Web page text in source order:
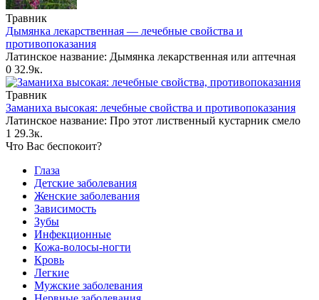
Травник
Дымянка лекарственная — лечебные свойства и
противопоказания
Латинское название: Дымянка лекарственная или аптечная
0 32.9к.
Травник
Заманиха высокая: лечебные свойства и противопоказания
Латинское название: Про этот лиственный кустарник смело
1 29.3к.
Что Вас беспокоит?
Глаза
Детские заболевания
Женские заболевания
Зависимость
Зубы
Инфекционные
Кожа-волосы-ногти
Кровь
Легкие
Мужские заболевания